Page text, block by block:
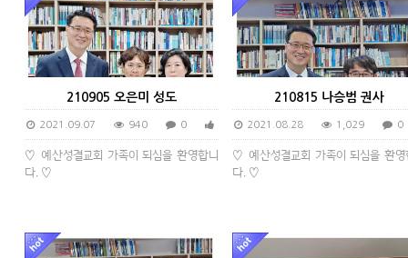
210905 오은미 성도
2021.09.07 940 0
♡ 예산성결교회 가족이 되심을 환영합니
다. ♡
210815 나승범 권사
2021.08.28 1,029 0
♡ 예산성결교회 가족이 되심을 환영
다. ♡